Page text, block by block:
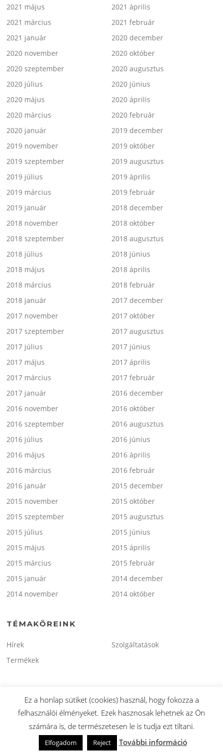
2021 május
2021 április
2021 március
2021 február
2021 január
2020 december
2020 november
2020 október
2020 szeptember
2020 augusztus
2020 július
2020 június
2020 május
2020 április
2020 március
2020 február
2020 január
2019 december
2019 november
2019 október
2019 szeptember
2019 augusztus
2019 július
2019 április
2019 március
2019 február
2019 január
2018 december
2018 november
2018 október
2018 szeptember
2018 augusztus
2018 július
2018 június
2018 május
2018 április
2018 március
2018 február
2018 január
2017 december
2017 november
2017 október
2017 szeptember
2017 augusztus
2017 július
2017 június
2017 május
2017 április
2017 március
2017 február
2017 január
2016 december
2016 november
2016 október
2016 szeptember
2016 augusztus
2016 július
2016 június
2016 május
2016 április
2016 március
2016 február
2016 január
2015 december
2015 november
2015 október
2015 szeptember
2015 augusztus
2015 július
2015 június
2015 május
2015 április
2015 március
2015 február
2015 január
2014 december
2014 november
2014 október
TÉMAKÖREINK
Hírek
Szolgáltatások
Termékek
Copyright © 2026 minitaxi.hu. Minden Jog Fenntartva.
Screenr parallax theme által FameThemes
Ez a honlap sütiket (cookies) használ, hogy fokozza a
felhasználói élményeket. Ezek hasznosak lehetnek az Ön
számára is, de természetesen le is tudja ezt tiltani.
Elfogadom Reject További információ